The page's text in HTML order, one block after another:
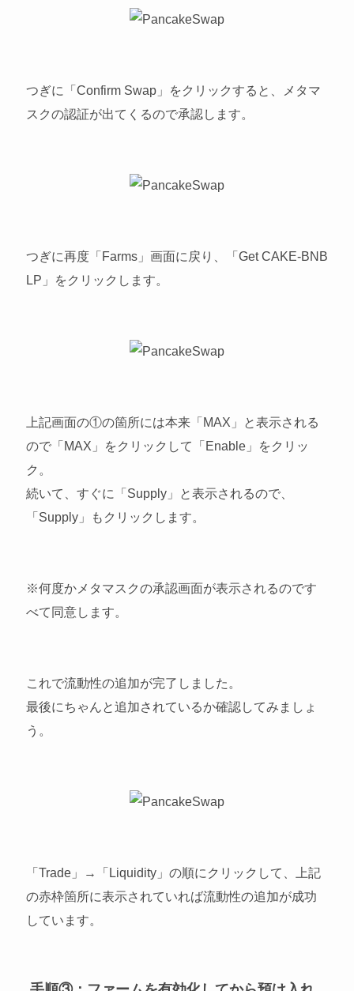
つぎに「Confirm Swap」をクリックすると、メタマ
スクの認証が出てくるので承認します。
つぎに再度「Farms」画面に戻り、「Get CAKE-BNB
LP」をクリックします。
上記画面の①の箇所には本来「MAX」と表示される
ので「MAX」をクリックして「Enable」をクリッ
ク。
続いて、すぐに「Supply」と表示されるので、
「Supply」もクリックします。
※何度かメタマスクの承認画面が表示されるのです
べて同意します。
これで流動性の追加が完了しました。
最後にちゃんと追加されているか確認してみましょ
う。
「Trade」→「Liquidity」の順にクリックして、上記
の赤枠箇所に表示されていれば流動性の追加が成功
しています。